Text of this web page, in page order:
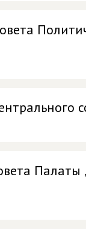
Палаты